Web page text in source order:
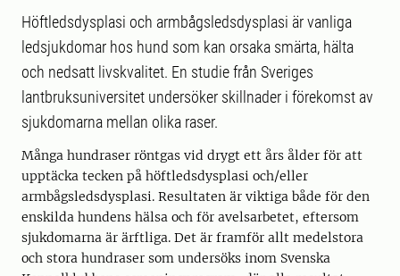
Höftledsdysplasi och armbågsledsdysplasi är vanliga
ledsjukdomar hos hund som kan orsaka smärta, hälta
och nedsatt livskvalitet. En studie från Sveriges
lantbruksuniversitet undersöker skillnader i förekomst av
sjukdomarna mellan olika raser.
Många hundraser röntgas vid drygt ett års ålder för att
upptäcka tecken på höftledsdysplasi och/eller
armbågsledsdysplasi. Resultaten är viktiga både för den
enskilda hundens hälsa och för avelsarbetet, eftersom
sjukdomarna är ärftliga. Det är framför allt medelstora
och stora hundraser som undersöks inom Svenska